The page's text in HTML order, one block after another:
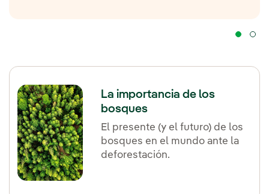
La importancia de los
bosques
El presente (y el futuro) de los
bosques en el mundo ante la
deforestación.